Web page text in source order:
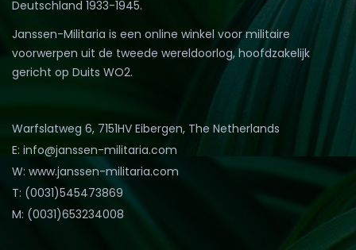
Deutschland 1933-1945.
Janssen-Militaria is een online winkel voor militaire
voorwerpen uit de tweede wereldoorlog, hoofdzakelijk
gericht op Duits WO2.
Warfslatweg 6, 7151HV Eibergen, The Netherlands
E: info@janssen-militaria.com
W: www.janssen-militaria.com
T: (0031)545473869
M: (0031)653234008